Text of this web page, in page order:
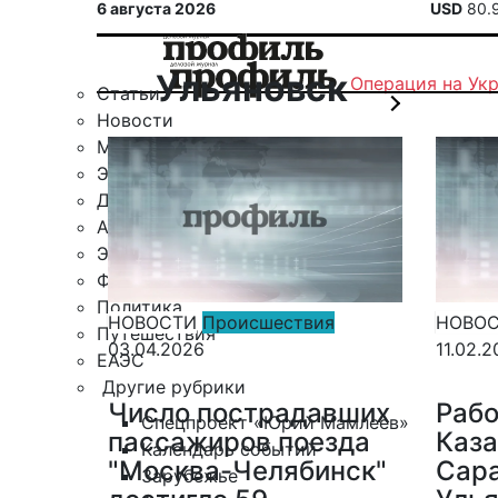
6 августа 2026 USD
Статьи
Новости
Military
Экспертное мнение
Деловой клуб
Автомобили
Экономика
Финансы
Политика
Путешествия
ЕАЭС
Другие рубрики
Спецпроект «Юрий Мамлеев»
Календарь событий
Зарубежье
Операция на
Ульяновск
НОВОСТИ Происшествия
03.04.2026
Число пострадавших
пассажиров поезда
"Москва-Челябинск"